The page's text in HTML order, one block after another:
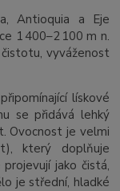
Antioquia a Eje
1 400–2 100 m n.
vyváženost
lískové
se přidává lehký
Ovocnost je velmi
který doplňuje
jako čistá,
je střední, hladké